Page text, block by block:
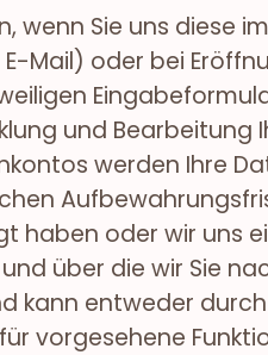
wenn Sie uns diese
Mail) oder bei
und Bearbeitung
werden Ihre
haben oder wir uns
über die wir Sie
kann entweder
vorgesehene